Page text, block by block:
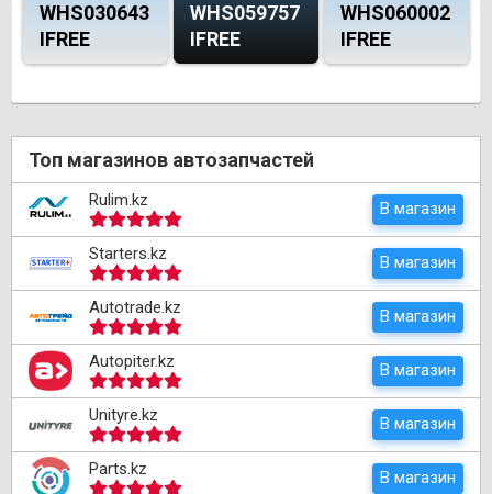
WHS030643
IFREE
WHS059757
IFREE
WHS060002
IFREE
Топ магазинов автозапчастей
Rulim.kz В магазин
Starters.kz В магазин
Autotrade.kz В магазин
Autopiter.kz В магазин
Unityre.kz В магазин
Parts.kz В магазин